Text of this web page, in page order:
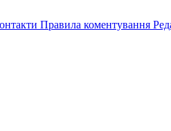
Правила коментування